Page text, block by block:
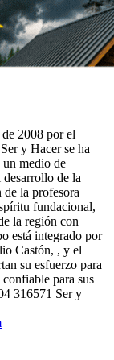
2008 por el
y Hacer se ha
un medio de
de la
la profesora
fundacional,
la región con
está integrado por
Castón, , y el
su esfuerzo para
para sus
316571 Ser y